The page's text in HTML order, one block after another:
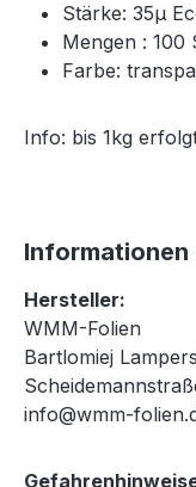
Stärke: 35μ
Mengen :
Farbe:
Info: bis 1kg
Hersteller:
WMM-Folien
Bartlomiej
info@wmm-